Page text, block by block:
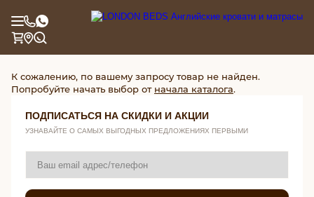
К сожалению, по вашему запросу товар не найден.
Попробуйте начать выбор от начала каталога.
ПОДПИСАТЬСЯ НА СКИДКИ И АКЦИИ
УЗНАВАЙТЕ О САМЫХ ВЫГОДНЫХ ПРЕДЛОЖЕНИЯХ ПЕРВЫМИ